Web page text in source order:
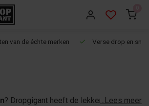
van de échte merken Verse drop en
? Dropgigant heeft de lekkerste zoete
...Lees meer